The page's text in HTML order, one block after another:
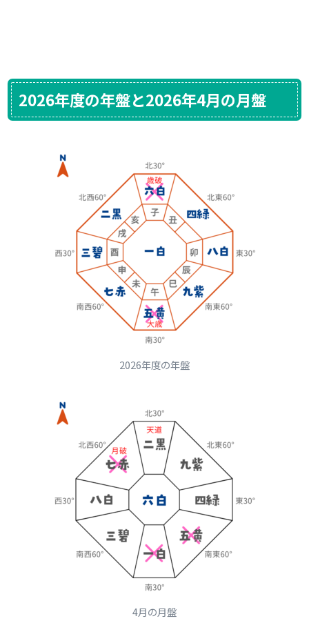
2026年度の年盤と2026年4月の月盤
2026年度の年盤
4月の月盤